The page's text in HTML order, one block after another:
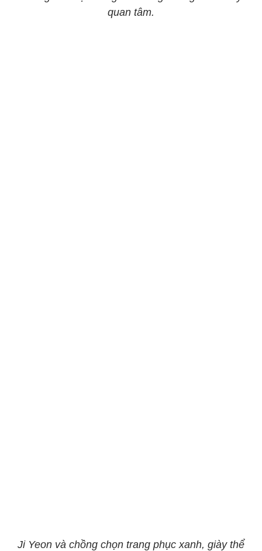
quan tâm.
Ji Yeon và chồng chọn trang phục xanh, giày thể